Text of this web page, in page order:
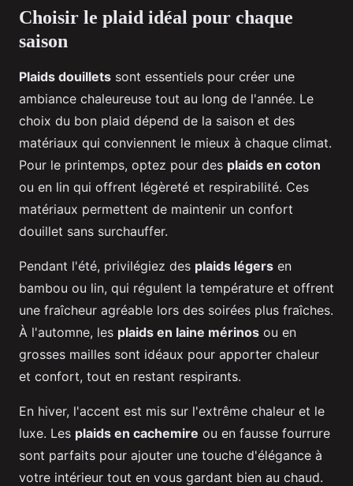
Choisir le plaid idéal pour chaque
saison
Plaids douillets sont essentiels pour créer une
ambiance chaleureuse tout au long de l'année. Le
choix du bon plaid dépend de la saison et des
matériaux qui conviennent le mieux à chaque climat.
Pour le printemps, optez pour des plaids en coton
ou en lin qui offrent légèreté et respirabilité. Ces
matériaux permettent de maintenir un confort
douillet sans surchauffer.
Pendant l'été, privilégiez des plaids légers en
bambou ou lin, qui régulent la température et offrent
une fraîcheur agréable lors des soirées plus fraîches.
À l'automne, les plaids en laine mérinos ou en
grosses mailles sont idéaux pour apporter chaleur
et confort, tout en restant respirants.
En hiver, l'accent est mis sur l'extrême chaleur et le
luxe. Les plaids en cachemire ou en fausse fourrure
sont parfaits pour ajouter une touche d'élégance à
votre intérieur tout en vous gardant bien au chaud.